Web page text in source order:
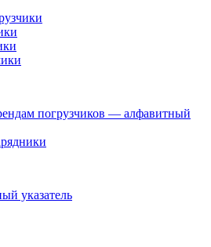
погрузчиков — алфавитный
указатель